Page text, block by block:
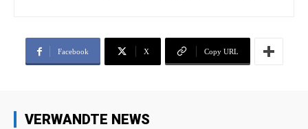
Facebook X Copy URL
VERWANDTE NEWS